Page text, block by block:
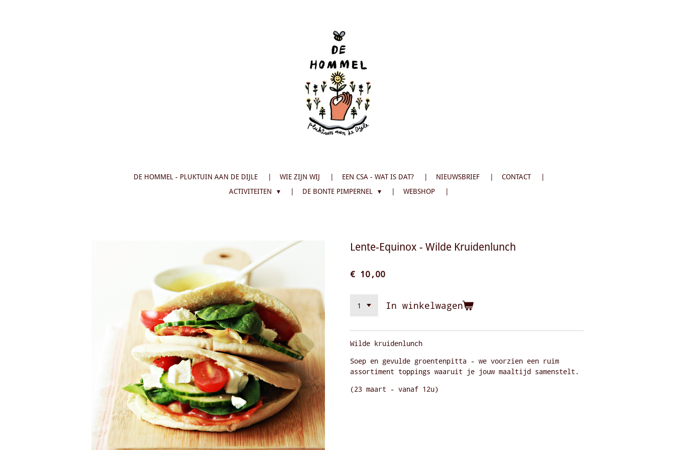
DE HOMMEL - PLUKTUIN AAN DE DIJLE WIE ZIJN WIJ EEN CSA - WAT IS DAT? NIEUWSBRIEF
CONTACT
ACTIVITEITEN
DE BONTE PIMPERNEL WEBSHOP
Lente-Equinox - Wilde Kruidenlunch
€ 10,00
In winkelwagen
Wilde kruidenlunch
Soep en gevulde groentenpitta - we voorzien een ruim
assortiment toppings waaruit je jouw maaltijd samenstelt.
(23 maart - vanaf 12u)